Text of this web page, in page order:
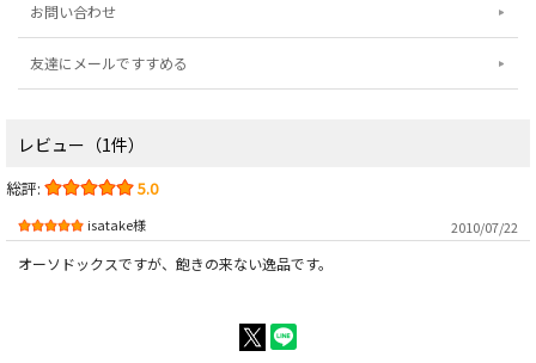
お問い合わせ
友達にメールですすめる
レビュー（1件）
総評: 5.0
isatake様 2010/07/22
オーソドックスですが、飽きの来ない逸品です。